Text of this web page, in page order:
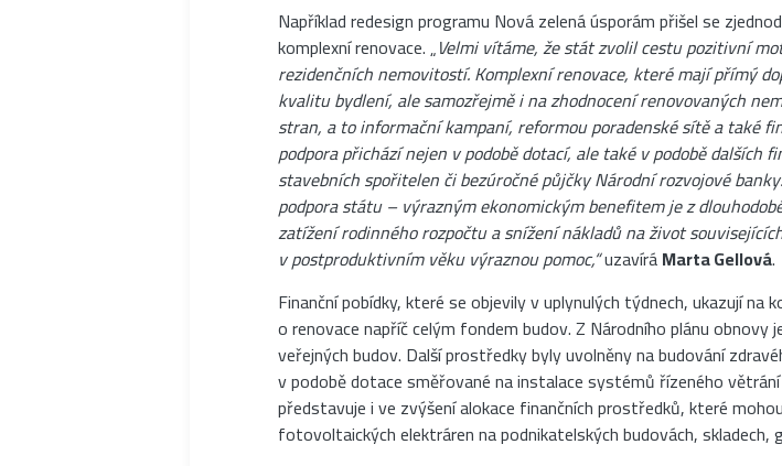
Například redesign programu Nová zelená úsporám přišel se
komplexní renovace. „Velmi vítáme, že stát zvolil cestu pozitivní
rezidenčních nemovitostí. Komplexní renovace, které mají přímý
kvalitu bydlení, ale samozřejmě i na zhodnocení renovovaných
stran, a to informační kampaní, reformou poradenské sítě a také
podpora přichází nejen v podobě dotací, ale také v podobě
stavebních spořitelen či bezúročné půjčky Národní rozvojové
podpora státu – výrazným ekonomickým benefitem je z
zatížení rodinného rozpočtu a snížení nákladů na život
v postproduktivním věku výraznou pomoc,“uzavíráMarta Gellová.
Finanční pobídky, které se objevily v uplynulých týdnech, ukazují
o renovace napříč celým fondem budov. Z Národního plánu
veřejných budov. Další prostředky byly uvolněny na budování
v podobě dotace směřované na instalace systémů řízeného
představuje i ve zvýšení alokace finančních prostředků, které
fotovoltaických elektráren na podnikatelských budovách, skladech,